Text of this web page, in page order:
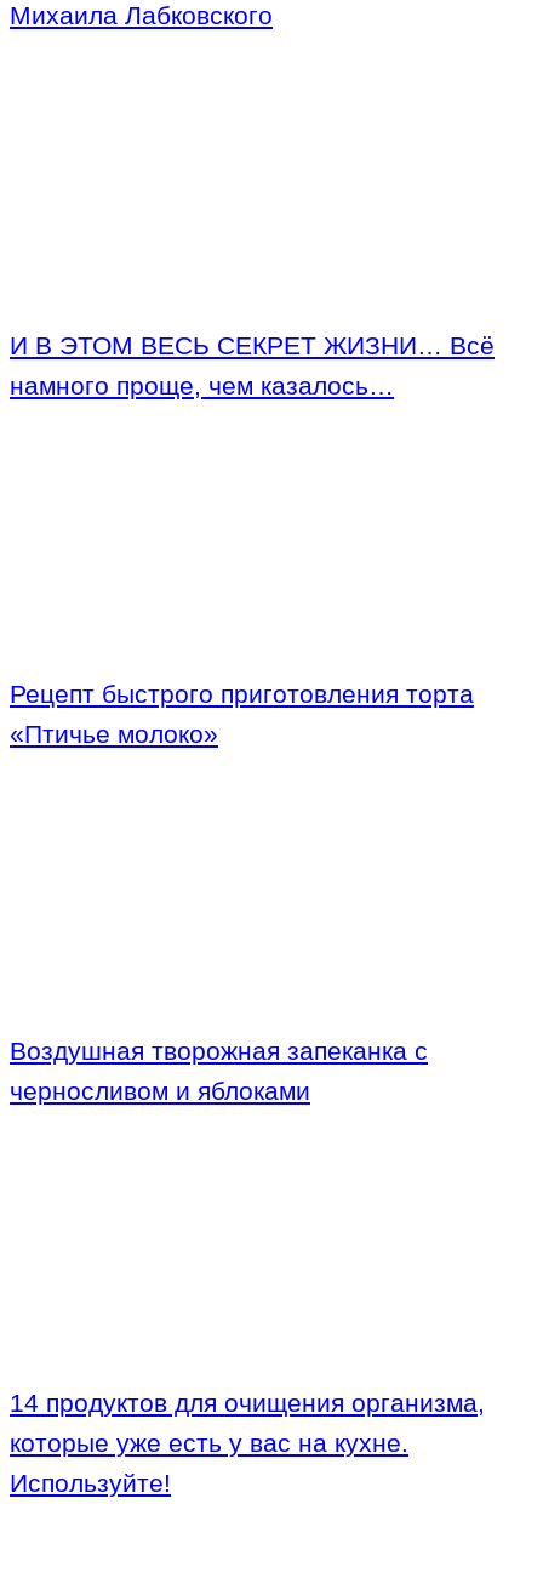
Михаила Лабковского
И В ЭТОМ ВЕСЬ СЕКРЕТ ЖИЗНИ… Всё
намного проще, чем казалось…
Рецепт быстрого приготовления торта
«Птичье молоко»
Воздушная творожная запеканка с
черносливом и яблоками
14 продуктов для очищения организма,
которые уже есть у вас на кухне.
Используйте!